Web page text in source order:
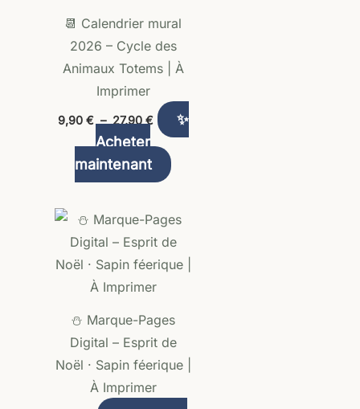
📆 Calendrier mural
2026 – Cycle des
Animaux Totems | À
Imprimer
9,90 € – 27,90 €
✨
Acheter
maintenant
⛄ Marque-Pages
Digital – Esprit de
Noël · Sapin féerique |
À Imprimer